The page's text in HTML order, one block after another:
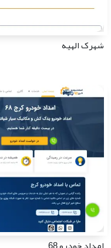
شهرک الهیه